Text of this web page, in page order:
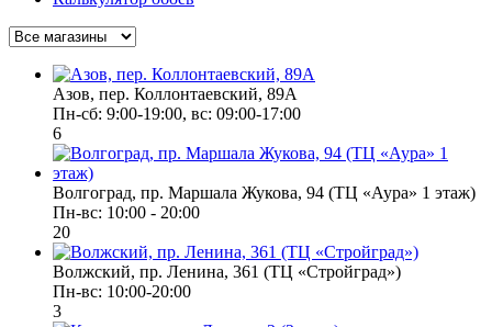
Азов, пер. Коллонтаевский, 89А
Пн-сб: 9:00-19:00, вс: 09:00-17:00
6
Волгоград, пр. Маршала Жукова, 94 (ТЦ «Аура» 1 этаж)
Пн-вс: 10:00 - 20:00
20
Волжский, пр. Ленина, 361 (ТЦ «Стройград»)
Пн-вс: 10:00-20:00
3